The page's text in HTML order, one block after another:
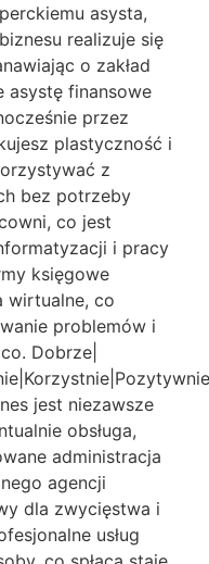
asysta,
realizuje się
o zakład
asystę finansowe
przez
plastyczność i
z
bez potrzeby
co jest
i pracy
księgowe
wirtualne, co
problemów i
Dobrze|
jest niezawsze
obsługa,
administracja
agencji
dla zwycięstwa i
usług